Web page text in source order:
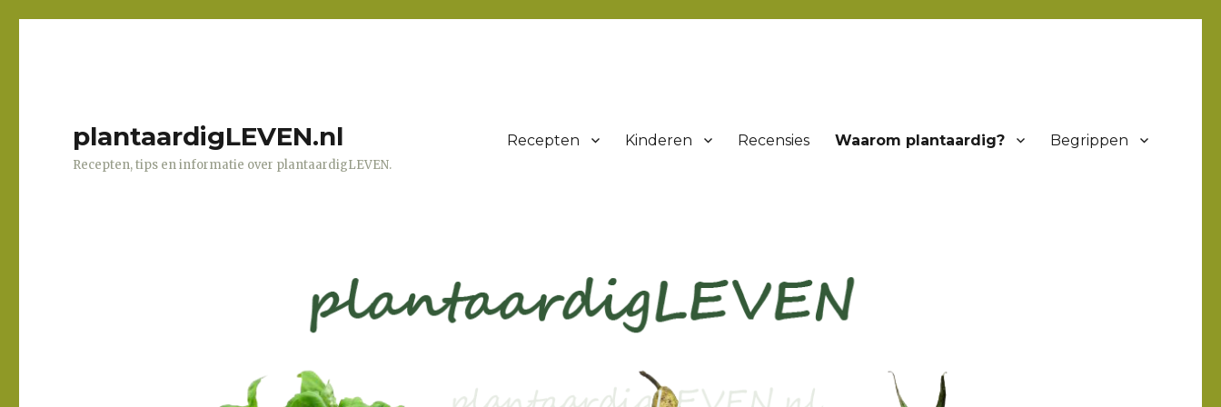
plantaardigLEVEN.nl
Recepten, tips en informatie over plantaardigLEVEN.
Recepten Kinderen Recensies Waarom plantaardig? Begrippen